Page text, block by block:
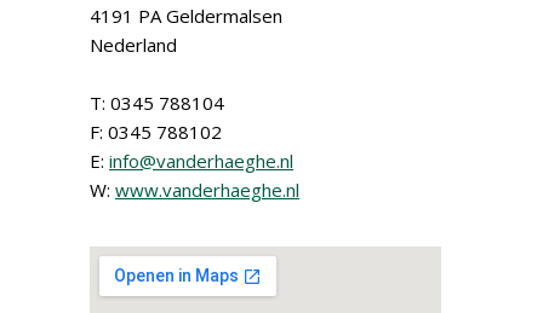
4191 PA Geldermalsen
Nederland
T: 0345 788104
F: 0345 788102
E: info@vanderhaeghe.nl
W: www.vanderhaeghe.nl